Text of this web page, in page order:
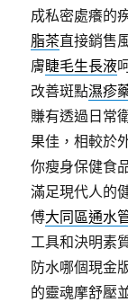
成私密處癢的
脂茶直接銷售
膚睫毛生長液
改善斑點濕疹
賺有透過日常
果佳，相較於
你瘦身保健食
滿足現代人的
傅大同區通水
工具和決明素
防水哪個現金
的靈魂摩舒壓